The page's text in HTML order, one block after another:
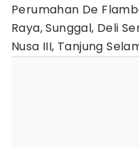
Perumahan De
Raya, Sunggal, Deli
Nusa III, Tanjung